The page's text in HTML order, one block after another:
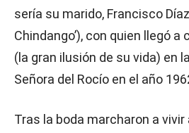
sería su marido, Francisco Díaz
Chindango’), con quien llegó
(la gran ilusión de su vida) en
Señora del Rocío en el año
Tras la boda marcharon a